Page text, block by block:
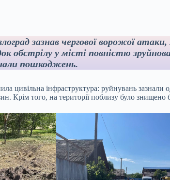
зазнав чергової ворожої
обстрілу у місті повністю
пошкоджень.
цивільна інфраструктура: руйнувань зазнали
Крім того, на території поблизу було знищено